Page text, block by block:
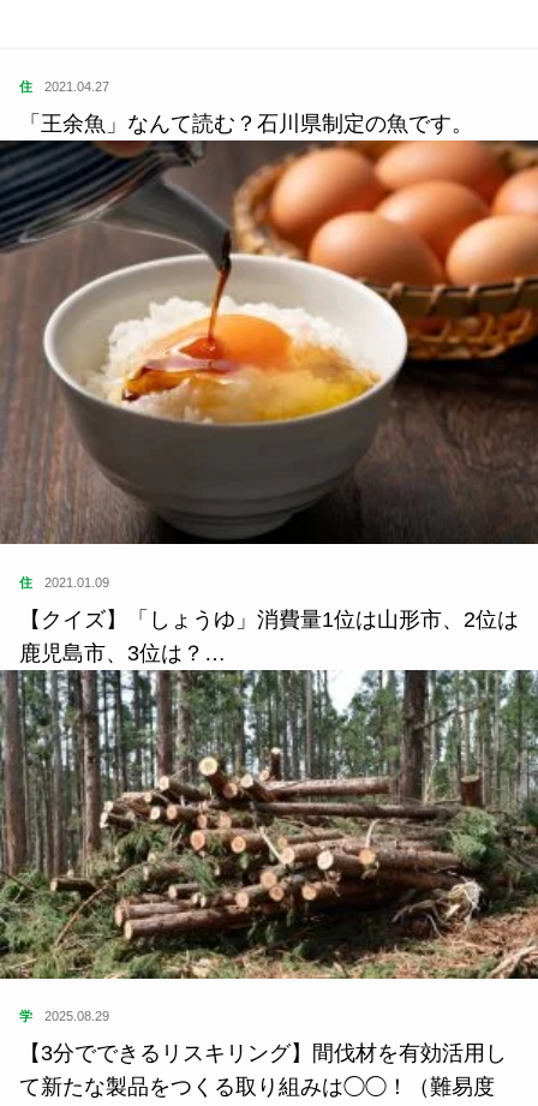
住 2021.04.27
「王余魚」なんて読む？石川県制定の魚です。
住 2021.01.09
【クイズ】「しょうゆ」消費量1位は山形市、2位は
鹿児島市、3位は？…
学 2025.08.29
【3分でできるリスキリング】間伐材を有効活用し
て新たな製品をつくる取り組みは◯◯！（難易度